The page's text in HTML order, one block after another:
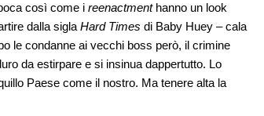
così come i reenactmenthanno un look
dalla sigla Hard Times di Baby Huey – cala
le condanne ai vecchi boss però, il crimine
da estirpare e si insinua dappertutto. Lo
Paese come il nostro. Ma tenere alta la